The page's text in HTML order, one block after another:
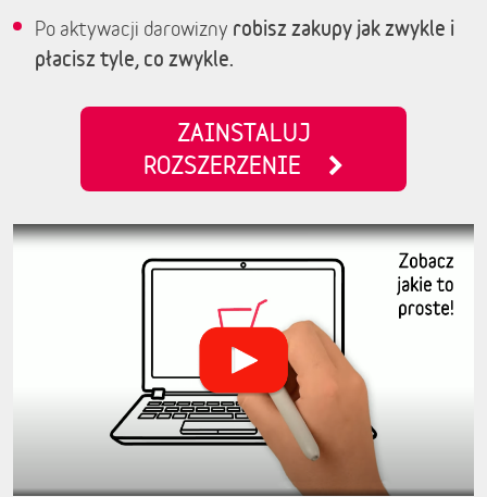
Po aktywacji darowizny robisz zakupy jak zwykle i
płacisz tyle, co zwykle.
ZAINSTALUJ
ROZSZERZENIE